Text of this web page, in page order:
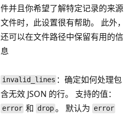
件并且你希望了解特定记录的来源
文件时，此设置很有帮助。 此外，
还可以在文件路径中保留有用的信
息
invalid_lines ：确定如何处理包
含无效 JSON 的行。 支持的值：
error 和 drop。 默认为 error